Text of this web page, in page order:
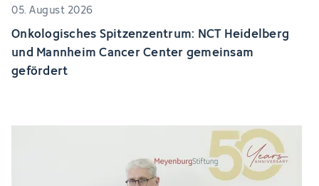
05. August 2026
Onkologisches Spitzenzentrum: NCT Heidelberg
und Mannheim Cancer Center gemeinsam
gefördert